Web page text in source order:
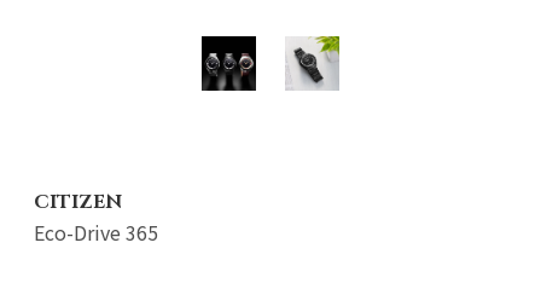
CITIZEN
Eco-Drive 365